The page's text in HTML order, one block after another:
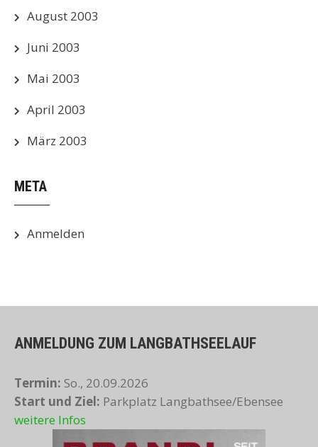
August 2003
Juni 2003
Mai 2003
April 2003
März 2003
META
Anmelden
ANMELDUNG ZUM LANGBATHSEELAUF
Termin: So., 20.09.2026
Start und Ziel: Parkplatz Langbathsee/Ebensee
weitere Infos